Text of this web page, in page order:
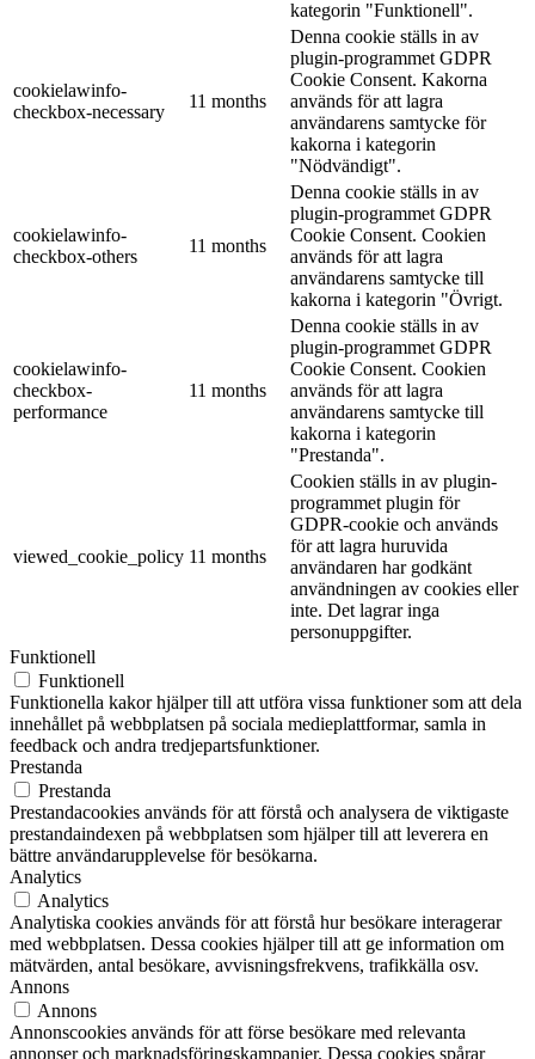
kategorin "Funktionell".
cookielawinfo-
checkbox-necessary
11 months
Denna cookie ställs in av
plugin-programmet GDPR
Cookie Consent. Kakorna
används för att lagra
användarens samtycke för
kakorna i kategorin
"Nödvändigt".
cookielawinfo-
checkbox-others
11 months
Denna cookie ställs in av
plugin-programmet GDPR
Cookie Consent. Cookien
används för att lagra
användarens samtycke till
kakorna i kategorin "Övrigt.
cookielawinfo-
checkbox-
performance
11 months
Denna cookie ställs in av
plugin-programmet GDPR
Cookie Consent. Cookien
används för att lagra
användarens samtycke till
kakorna i kategorin
"Prestanda".
viewed_cookie_policy 11 months
Cookien ställs in av plugin-
programmet plugin för
GDPR-cookie och används
för att lagra huruvida
användaren har godkänt
användningen av cookies eller
inte. Det lagrar inga
personuppgifter.
Funktionell
Funktionell
Funktionella kakor hjälper till att utföra vissa funktioner som att dela
innehållet på webbplatsen på sociala medieplattformar, samla in
feedback och andra tredjepartsfunktioner.
Prestanda
Prestanda
Prestandacookies används för att förstå och analysera de viktigaste
prestandaindexen på webbplatsen som hjälper till att leverera en
bättre användarupplevelse för besökarna.
Analytics
Analytics
Analytiska cookies används för att förstå hur besökare interagerar
med webbplatsen. Dessa cookies hjälper till att ge information om
mätvärden, antal besökare, avvisningsfrekvens, trafikkälla osv.
Annons
Annons
Annonscookies används för att förse besökare med relevanta
annonser och marknadsföringskampanjer. Dessa cookies spårar